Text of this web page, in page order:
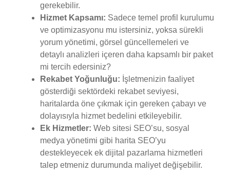
gerekebilir.
Hizmet Kapsamı: Sadece temel profil kurulumu
ve optimizasyonu mu istersiniz, yoksa sürekli
yorum yönetimi, görsel güncellemeleri ve
detaylı analizleri içeren daha kapsamlı bir paket
mi tercih edersiniz?
Rekabet Yoğunluğu: İşletmenizin faaliyet
gösterdiği sektördeki rekabet seviyesi,
haritalarda öne çıkmak için gereken çabayı ve
dolayısıyla hizmet bedelini etkileyebilir.
Ek Hizmetler: Web sitesi SEO’su, sosyal
medya yönetimi gibi harita SEO’yu
destekleyecek ek dijital pazarlama hizmetleri
talep etmeniz durumunda maliyet değişebilir.